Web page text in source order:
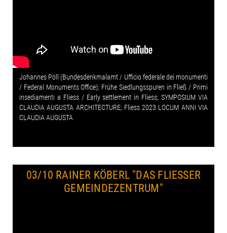
Johannes Pöll (Bundesdenkmalamt / Ufficio federale dei monumenti
/ Federal Monuments Office); Frühe Siedlungsspuren in Fließ / Primi
insediamenti a Fliess / Early settlement in Fliess; SYMPOSIUM VIA
CLAUDIA AUGUSTA ARCHITECTURE; Fliess 2023 LOCUM ANNI VIA
CLAUDIA AUGUSTA
03/10 RAINER KÖBERL "DAS FLIESSER G
EMEINDEZENTRUM"